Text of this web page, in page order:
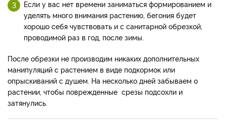
Если у вас нет времени заниматься формированием и
уделять много внимания растению, бегония будет
хорошо себя чувствовать и с санитарной обрезкой,
проводимой раз в год, после зимы.
После обрезки не производим никаких дополнительных
манипуляций с растением в виде подкормок или
опрыскиваний с душем. На несколько дней забываем о
растении, чтобы поврежденные срезы подсохли и
затянулись.